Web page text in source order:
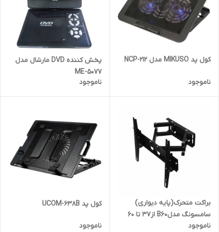
کول پد MIKUSO مدل NCP-212
ناموجود
پخش کننده DVD مارشال مدل
ME-5077
ناموجود
براکت متحرک(پایه دیواری)
سامسونگ مدلB60 از۳۷ تا ۶۰
اینچ دوبازو
ناموجود
کول پد UCOM-638B
ناموجود